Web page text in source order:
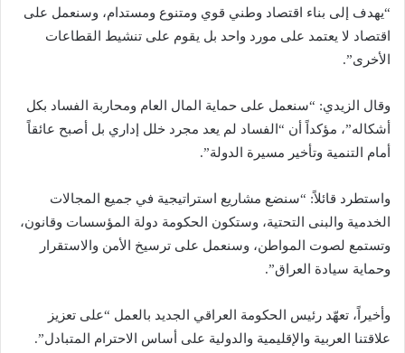
“يهدف إلى بناء اقتصاد وطني قوي ومتنوع ومستدام، وسنعمل على
اقتصاد لا يعتمد على مورد واحد بل يقوم على تنشيط القطاعات
الأخرى”.
وقال الزيدي: “سنعمل على حماية المال العام ومحاربة الفساد بكل
أشكاله”، مؤكداً أن “الفساد لم يعد مجرد خلل إداري بل أصبح عائقاً
أمام التنمية وتأخير مسيرة الدولة”.
واستطرد قائلاً: “سنضع مشاريع استراتيجية في جميع المجالات
الخدمية والبنى التحتية، وستكون الحكومة دولة المؤسسات وقانون،
وتستمع لصوت المواطن، وسنعمل على ترسيخ الأمن والاستقرار
وحماية سيادة العراق”.
وأخيراً، تعهّد رئيس الحكومة العراقي الجديد بالعمل “على تعزيز
علاقتنا العربية والإقليمية والدولية على أساس الاحترام المتبادل”.